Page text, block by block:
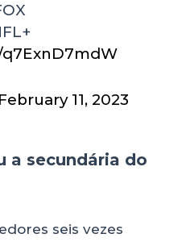
February 11, 2023
a secundária do
seis vezes